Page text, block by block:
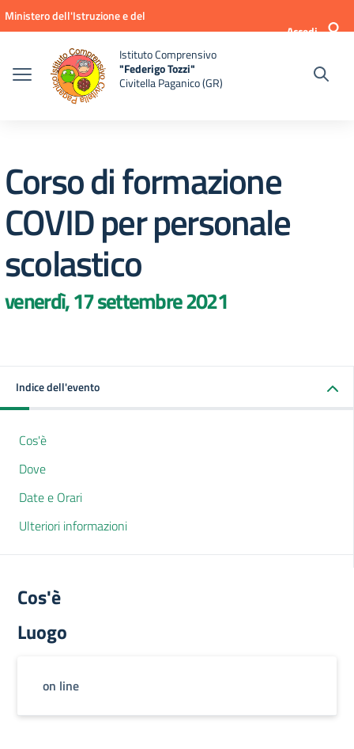
Vai ai contenuti
Vai al menu di navigazione
Vai al footer
Ministero dell'Istruzione e del
Accedi
Istituto Comprensivo
"Federigo Tozzi"
Civitella Paganico (GR)
Corso di formazione
COVID per personale
scolastico
venerdì, 17 settembre 2021
Indice dell'evento
Cos'è
Dove
Date e Orari
Ulteriori informazioni
Cos'è
Luogo
on line